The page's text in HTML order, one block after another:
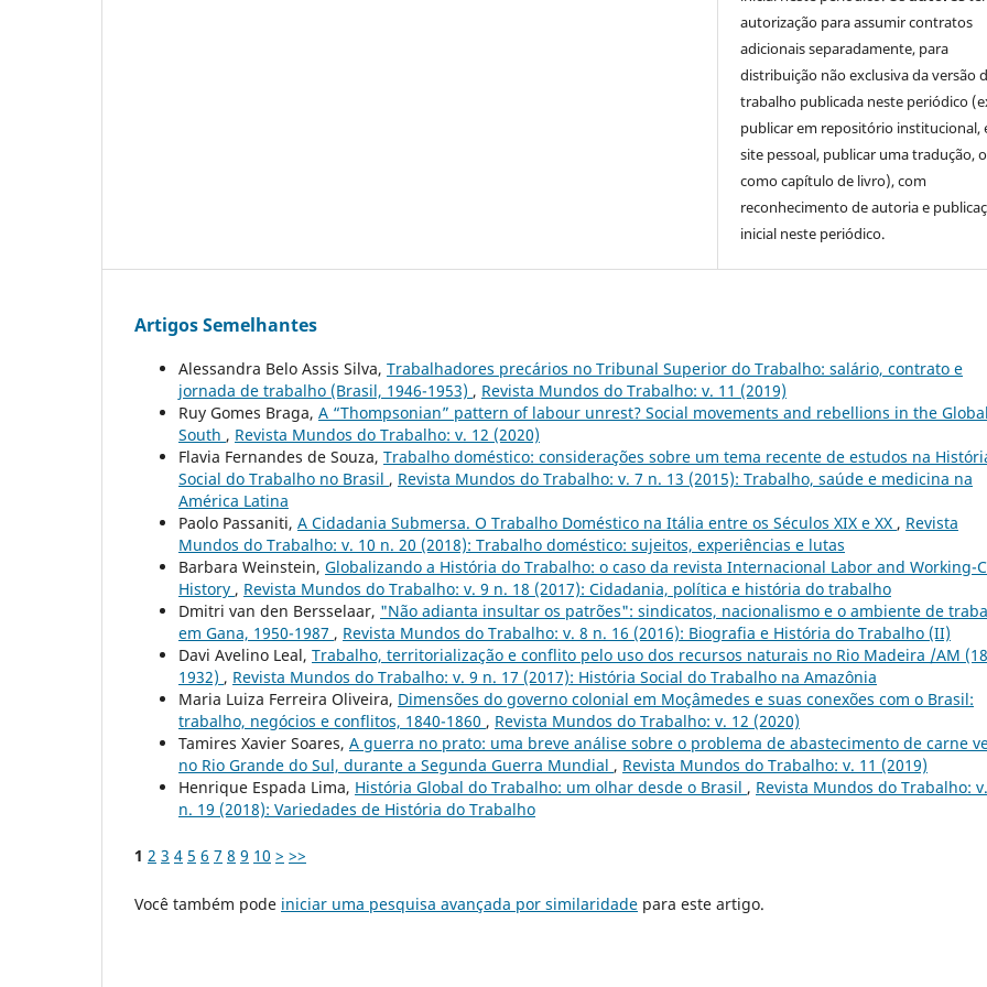
autorização para assumir contratos
adicionais separadamente, para
distribuição não exclusiva da versão
trabalho publicada neste periódico
publicar em repositório institucional,
site pessoal, publicar uma tradução,
como capítulo de livro), com
reconhecimento de autoria e
inicial neste periódico.
Artigos Semelhantes
Alessandra Belo Assis Silva, Trabalhadores precários no Tribunal Superior do Trabalho: salário, contrato e
jornada de trabalho (Brasil, 1946-1953) , Revista Mundos do Trabalho: v. 11 (2019)
Ruy Gomes Braga, A “Thompsonian” pattern of labour unrest? Social movements and rebellions in the Global
South , Revista Mundos do Trabalho: v. 12 (2020)
Flavia Fernandes de Souza, Trabalho doméstico: considerações sobre um tema recente de estudos na
Social do Trabalho no Brasil , Revista Mundos do Trabalho: v. 7 n. 13 (2015): Trabalho, saúde e medicina na
América Latina
Paolo Passaniti, A Cidadania Submersa. O Trabalho Doméstico na Itália entre os Séculos XIX e XX , Revista
Mundos do Trabalho: v. 10 n. 20 (2018): Trabalho doméstico: sujeitos, experiências e lutas
Barbara Weinstein, Globalizando a História do Trabalho: o caso da revista Internacional Labor and Working-
History , Revista Mundos do Trabalho: v. 9 n. 18 (2017): Cidadania, política e história do trabalho
Dmitri van den Bersselaar, "Não adianta insultar os patrões": sindicatos, nacionalismo e o ambiente de
em Gana, 1950-1987 , Revista Mundos do Trabalho: v. 8 n. 16 (2016): Biografia e História do Trabalho (II)
Davi Avelino Leal, Trabalho, territorialização e conflito pelo uso dos recursos naturais no Rio Madeira /AM
1932) , Revista Mundos do Trabalho: v. 9 n. 17 (2017): História Social do Trabalho na Amazônia
Maria Luiza Ferreira Oliveira, Dimensões do governo colonial em Moçâmedes e suas conexões com o Brasil:
trabalho, negócios e conflitos, 1840-1860 , Revista Mundos do Trabalho: v. 12 (2020)
Tamires Xavier Soares, A guerra no prato: uma breve análise sobre o problema de abastecimento de carne
no Rio Grande do Sul, durante a Segunda Guerra Mundial , Revista Mundos do Trabalho: v. 11 (2019)
Henrique Espada Lima, História Global do Trabalho: um olhar desde o Brasil , Revista Mundos do Trabalho:
n. 19 (2018): Variedades de História do Trabalho
1 2 3 4 5 6 7 8 9 10 > >>
Você também pode iniciar uma pesquisa avançada por similaridade para este artigo.